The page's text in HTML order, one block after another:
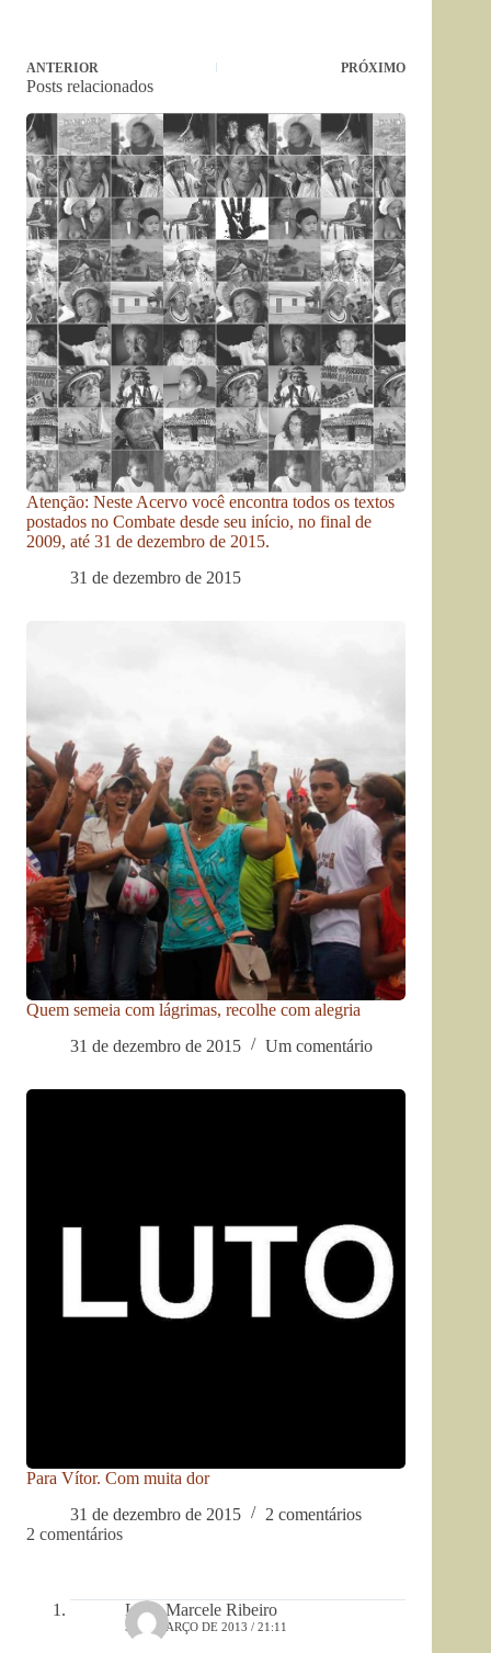
ANTERIOR PRÓXIMO
Posts relacionados
Atenção: Neste Acervo você encontra todos os textos
postados no Combate desde seu início, no final de
2009, até 31 de dezembro de 2015.
31 de dezembro de 2015
Quem semeia com lágrimas, recolhe com alegria
31 de dezembro de 2015
Um comentário
Para Vítor. Com muita dor
31 de dezembro de 2015
2 comentários
2 comentários
Lívia Marcele Ribeiro
5 DE MARÇO DE 2013 / 21:11